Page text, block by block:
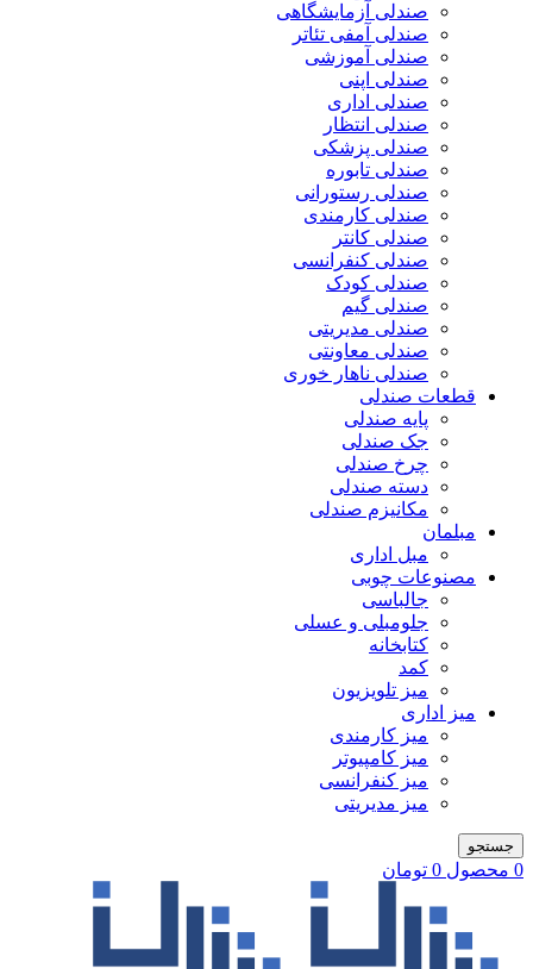
صندلی آزمایشگاهی
صندلی آمفی تئاتر
صندلی آموزشی
صندلی اپنی
صندلی اداری
صندلی انتظار
صندلی پزشکی
صندلی تابوره
صندلی رستورانی
صندلی کارمندی
صندلی کانتر
صندلی کنفرانسی
صندلی کودک
صندلی گیم
صندلی مدیریتی
صندلی معاونتی
صندلی ناهار خوری
قطعات صندلی
پایه صندلی
جک صندلی
چرخ صندلی
دسته صندلی
مکانیزم صندلی
مبلمان
مبل اداری
مصنوعات چوبی
جالباسی
جلومبلی و عسلی
کتابخانه
کمد
میز تلویزیون
میز اداری
میز کارمندی
میز کامپیوتر
میز کنفرانسی
میز مدیریتی
جستجو
0 محصول 0 تومان